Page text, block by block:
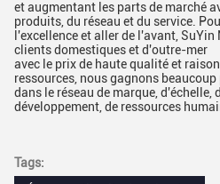
et augmentant les parts de marché
produits, du réseau et du service.
l'excellence et aller de l'avant,
clients domestiques et d'outre-mer
avec le prix de haute qualité et
ressources, nous gagnons
dans le réseau de marque, d'échelle,
développement, de ressources
Tags: